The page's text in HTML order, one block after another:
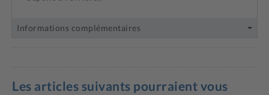
Informations complémentaires
Les articles suivants pourraient vous